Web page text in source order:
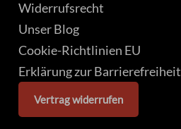
Widerrufsrecht
Unser Blog
Cookie-Richtlinien EU
Erklärung zur Barrierefreiheit
Vertrag widerrufen